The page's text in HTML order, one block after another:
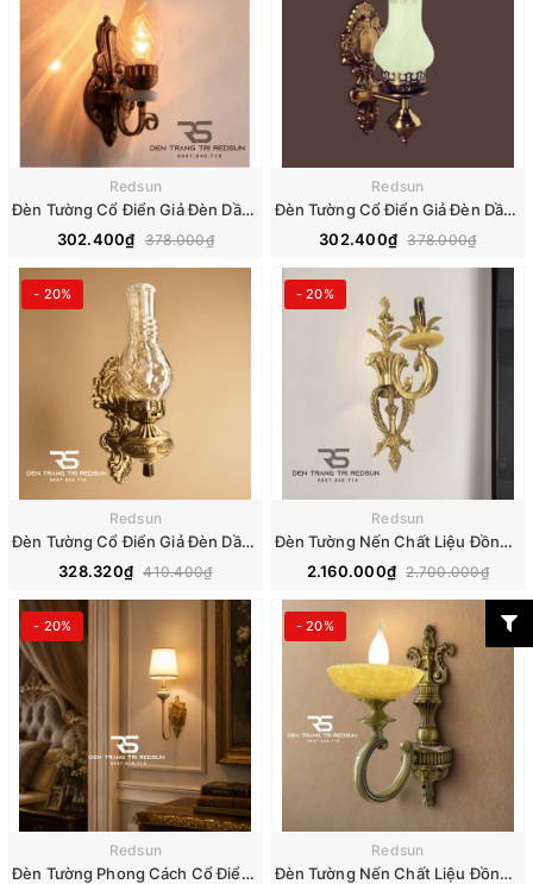
Redsun
Đèn Tường Cổ Điển Giả Đèn Dầu Chao Thủy Tinh Trang Trí Phòng Khách, Phòng Ngủ, Cầu Thang DT-C8672
302.400₫ 378.000₫
Redsun
Đèn Tường Cổ Điển Giả Đèn Dầu Chao Thủy Tinh Trang Trí Phòng Khách, Phòng Ngủ, Cầu Thang DT-C123
302.400₫ 378.000₫
- 20%
Redsun
Đèn Tường Cổ Điển Giả Đèn Dầu Chao Thủy Tinh Trang Trí Phòng Khách, Phòng Ngủ, Cầu Thang DT-C6055/1
328.320₫ 410.400₫
- 20%
Redsun
Đèn Tường Nến Chất Liệu Đồng Đá Phong Cách Cổ Điển DT-C8663
2.160.000₫ 2.700.000₫
- 20%
Redsun
Đèn Tường Phong Cách Cổ Điển Trang Trí Phòng Khách, Phòng Ngủ, Cầu Thang DT-C3281
- 20%
Redsun
Đèn Tường Nến Chất Liệu Đồng Đá Phong Cách Cổ Điển DT-C9309